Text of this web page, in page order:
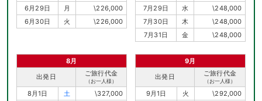
6月29日
月
\226,000
6月30日
火 \226,000
7月29日
水
\248,000
7月30日
木
\248,000
7月31日
金 \248,000
8月
出発日
ご旅行代金
（お一人様）
8月1日 土
\327,000
9月
出発日
ご旅行代金
（お一人様）
9月1日 火
\292,000